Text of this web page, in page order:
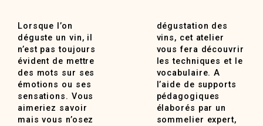
Lorsque l’on
déguste un vin, il
n’est pas toujours
évident de mettre
des mots sur ses
émotions ou ses
sensations. Vous
aimeriez savoir
mais vous n’osez
dégustation des
vins, cet atelier
vous fera découvrir
les techniques et le
vocabulaire. A
l’aide de supports
pédagogiques
élaborés par un
sommelier expert,